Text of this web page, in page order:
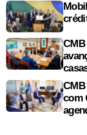
com